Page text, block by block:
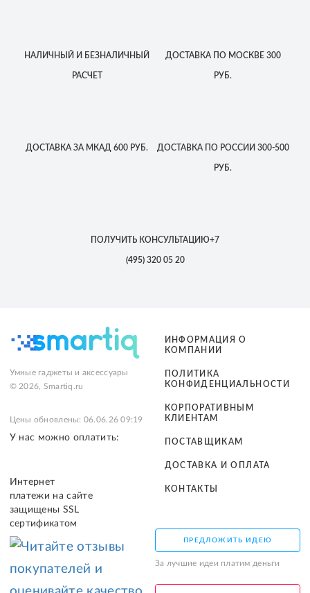
НАЛИЧНЫЙ И БЕЗНАЛИЧНЫЙ
РАСЧЕТ
ДОСТАВКАПО МОСКВЕ 300
РУБ.
ДОСТАВКА ЗА МКАД 600 РУБ. ДОСТАВКАПО РОССИИ 300-500
РУБ.
ПОЛУЧИТЬ КОНСУЛЬТАЦИЮ+7
(495)320 05 20
Умные гаджеты и аксессуары
© 2026, Smartiq.ru
Цены обновлены: 06.06.26 09:19
У нас можно оплатить:
Интернет
платежи на сайте
защищены SSL
сертификатом
ИНФОРМАЦИЯ О
КОМПАНИИ
ПОЛИТИКА
КОНФИДЕНЦИАЛЬНОСТИ
КОРПОРАТИВНЫМ
КЛИЕНТАМ
ПОСТАВЩИКАМ
ДОСТАВКА И ОПЛАТА
КОНТАКТЫ
ПРЕДЛОЖИТЬ ИДЕЮ
За лучшие идеи платим деньги